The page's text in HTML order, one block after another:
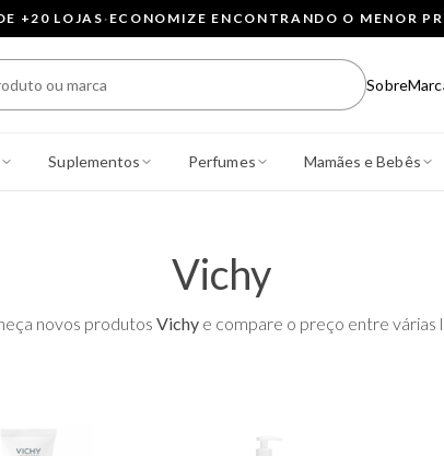
+20 LOJAS· ECONOMIZE ENCONTRANDO O MENOR
Sobre
Suplementos Perfumes Mamães e Bebês
Vichy
novos produtos Vichy e compare o preço entre várias